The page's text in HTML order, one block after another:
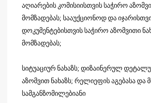
აღიარების კომისიისთვის საჭირო
მომზადებას; სააუქციონოდ და
დოკუმენტებისთვის საჭირო აზომვითი
მომზადებას;
სიტუაციურ ნახაზს; დიზაინერულ
აზომვით ნახაზს; რელიეფის აგებასა და
სამგანზომილებიანი